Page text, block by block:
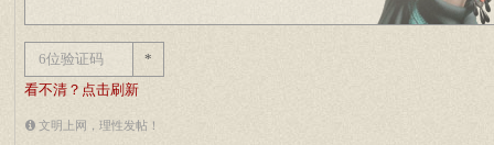
*
看不清？点击刷新
文明上网，理性发帖！